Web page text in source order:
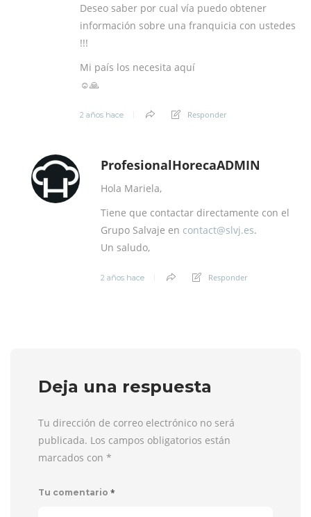
Deseo saber por cual vía puedo obtener
información sobre una franquicia con ustedes
!!!
Mi país los necesita aquí
☺️🙏
2 años hace Responder
ProfesionalHorecaADMIN
Hola Mariela,
Tiene que contactar directamente con el
Grupo Salvaje en contact@slvj.es.
Un saludo,
2 años hace Responder
Deja una respuesta
Tu dirección de correo electrónico no será
publicada. Los campos obligatorios están
marcados con *
Tu comentario *